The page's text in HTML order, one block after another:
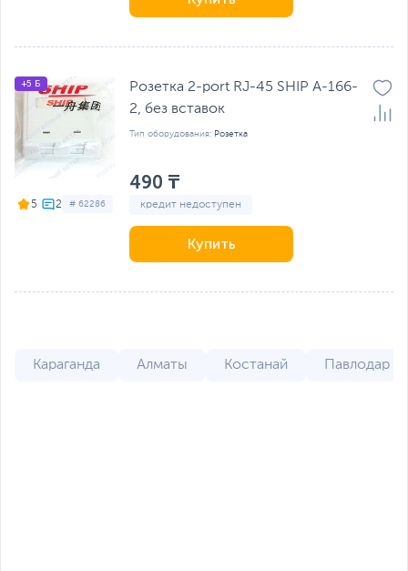
5 # 62286
+5 Б
Розетка 2-port RJ-45 SHIP A-166-
2, без вставок
Тип оборудования: Розетка
490 ₸
кредит недоступен
Купить
Караганда Алматы Костанай Павлодар